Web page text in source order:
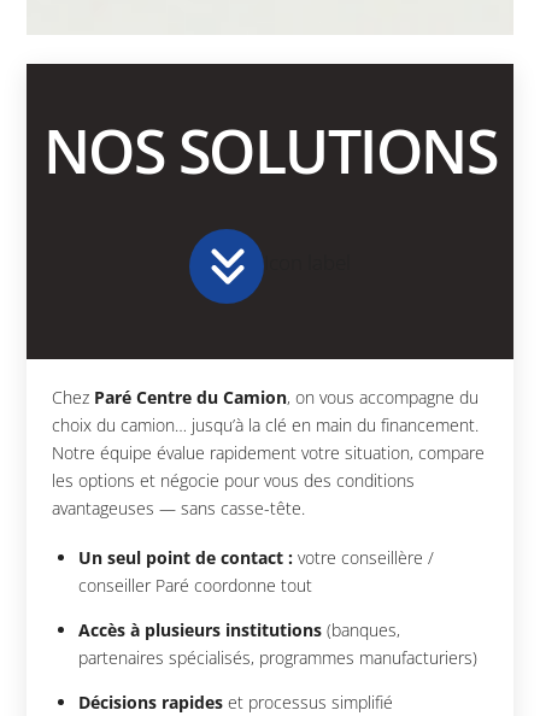
Chez Paré Centre du Camion, on vous accompagne du
choix du camion… jusqu’à la clé en main du financement.
Notre équipe évalue rapidement votre situation, compare
les options et négocie pour vous des conditions
avantageuses — sans casse-tête.
Un seul point de contact :votre conseillère /
conseiller Paré coordonne tout
Accès à plusieurs institutions(banques,
partenaires spécialisés, programmes manufacturiers)
Décisions rapideset processus simplifié
NOS SOLUTIONS